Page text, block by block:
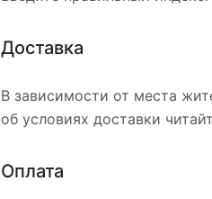
Доставка
В зависимости от места
об условиях доставки
Оплата